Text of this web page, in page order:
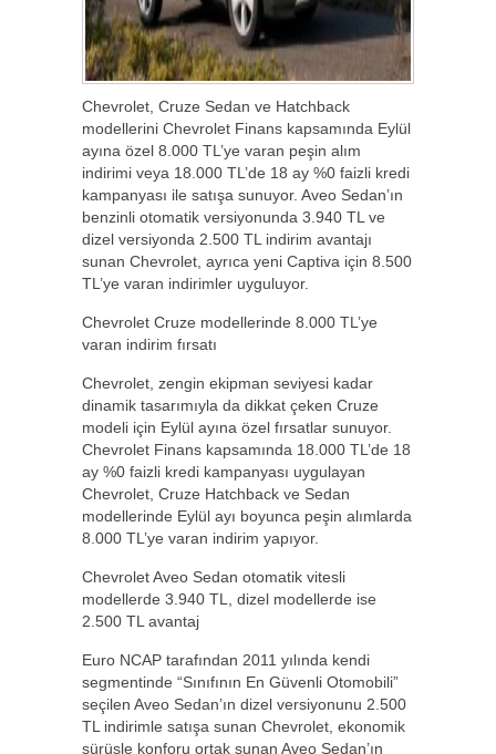
Chevrolet, Cruze Sedan ve Hatchback
modellerini Chevrolet Finans kapsamında Eylül
ayına özel 8.000 TL’ye varan peşin alım
indirimi veya 18.000 TL’de 18 ay %0 faizli kredi
kampanyası ile satışa sunuyor. Aveo Sedan’ın
benzinli otomatik versiyonunda 3.940 TL ve
dizel versiyonda 2.500 TL indirim avantajı
sunan Chevrolet, ayrıca yeni Captiva için 8.500
TL’ye varan indirimler uyguluyor.
Chevrolet Cruze modellerinde 8.000 TL’ye
varan indirim fırsatı
Chevrolet, zengin ekipman seviyesi kadar
dinamik tasarımıyla da dikkat çeken Cruze
modeli için Eylül ayına özel fırsatlar sunuyor.
Chevrolet Finans kapsamında 18.000 TL’de 18
ay %0 faizli kredi kampanyası uygulayan
Chevrolet, Cruze Hatchback ve Sedan
modellerinde Eylül ayı boyunca peşin alımlarda
8.000 TL’ye varan indirim yapıyor.
Chevrolet Aveo Sedan otomatik vitesli
modellerde 3.940 TL, dizel modellerde ise
2.500 TL avantaj
Euro NCAP tarafından 2011 yılında kendi
segmentinde “Sınıfının En Güvenli Otomobili”
seçilen Aveo Sedan’ın dizel versiyonunu 2.500
TL indirimle satışa sunan Chevrolet, ekonomik
sürüşle konforu ortak sunan Aveo Sedan’ın